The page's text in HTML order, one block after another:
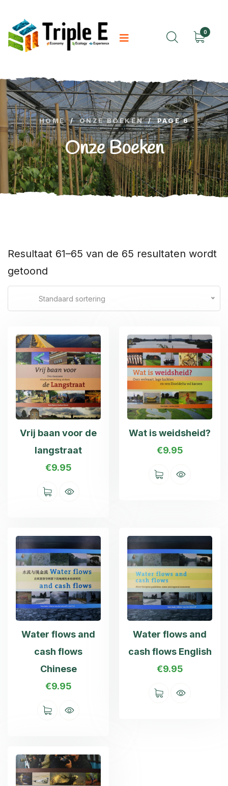
0
HOME / ONZE BOEKEN / PAGE 6
Onze Boeken
Resultaat 61–65 van de 65 resultaten wordt
getoond
Standaard sortering
Vrij baan voor de
langstraat
€9.95
Wat is weidsheid?
€9.95
Water flows and
cash flows
Chinese
€9.95
Water flows and
cash flows English
€9.95